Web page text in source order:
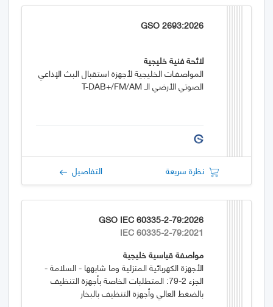
GSO 2693:2026
لائحة فنية خليجية
المواصفـات الخليجية لأجهزة استقبال البث الإذاعي
الصوتي الأرضي الـ T-DAB+/FM/AM
نظرة سريعة التفاصيل
GSO IEC 60335-2-79:2026
IEC 60335-2-79:2021
مواصفة قياسية خليجية
الأجهزة الكهربائية المنزلية وما شابهها - السلامة -
الجزء 2-79: المتطلبات الخاصة بأجهزة التنظيف
بالضغط العالي وأجهزة التنظيف بالبخار